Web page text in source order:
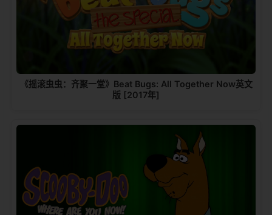
《摇滚虫虫：齐聚一堂》Beat Bugs: All Together Now英文
版 [2017年]